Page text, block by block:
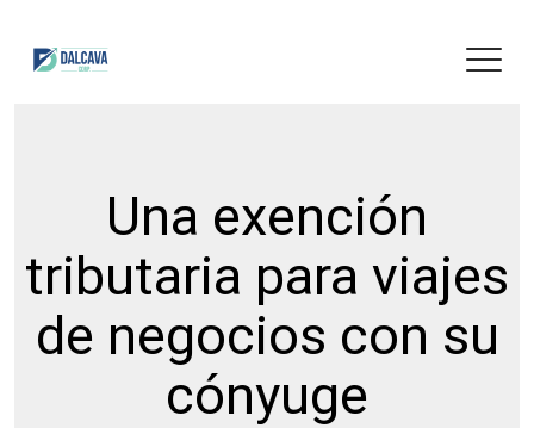
Una exención
tributaria para viajes
de negocios con su
cónyuge